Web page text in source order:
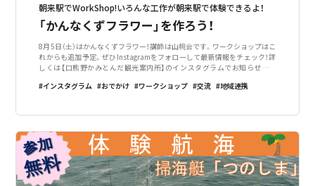
朝来駅でWorkShop!いろんな工作が朝来駅で体験できるよ！
「かんなくずフラワー」を作ろう！
8月5日（土）はかんなくずフラワー！講師は山桃会です。ワークショップはこ
れからも追加予定。ぜひInstagramをフォローして最新情報をチェック！詳
しくは【口熊野かみとんだ観光案内所】のインスタグラムでお知らせしま
クショップを開催し
インスタグラム おでかけ ワークショップ 交流 地域連携